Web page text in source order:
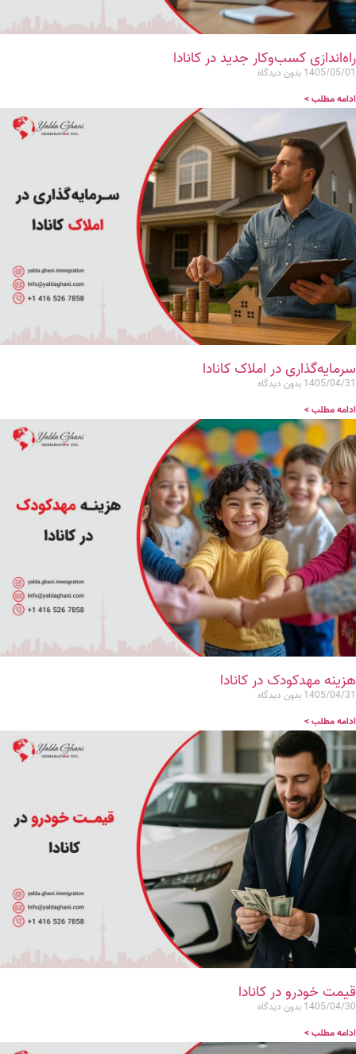
راه‌اندازی کسب‌وکار جدید در کانادا
1405/05/01 بدون دیدگاه
ادامه مطلب >
سرمایه‌گذاری در املاک کانادا
1405/04/31 بدون دیدگاه
ادامه مطلب >
هزینه مهدکودک در کانادا
1405/04/31 بدون دیدگاه
ادامه مطلب >
قیمت خودرو در کانادا
1405/04/30 بدون دیدگاه
ادامه مطلب >